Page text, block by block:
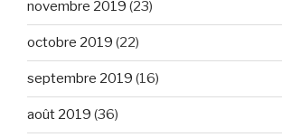
novembre 2019 (23)
octobre 2019 (22)
septembre 2019 (16)
août 2019 (36)